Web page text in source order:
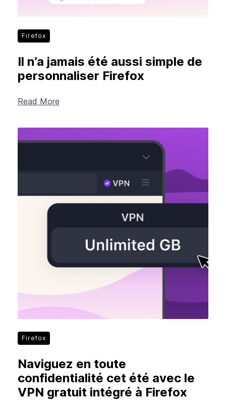
Firefox
Il n’a jamais été aussi simple de
personnaliser Firefox
Read More
Firefox
Naviguez en toute
confidentialité cet été avec le
VPN gratuit intégré à Firefox